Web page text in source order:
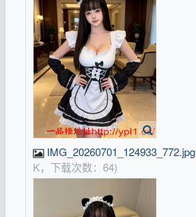
IMG_20260701_124933_772.jpg
K，下载次数：64)